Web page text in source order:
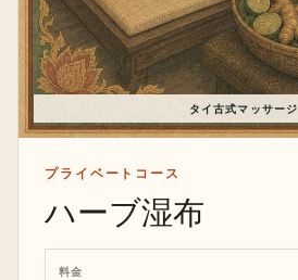
タイ古式マッサージ
プライベートコース
ハーブ湿布
料金